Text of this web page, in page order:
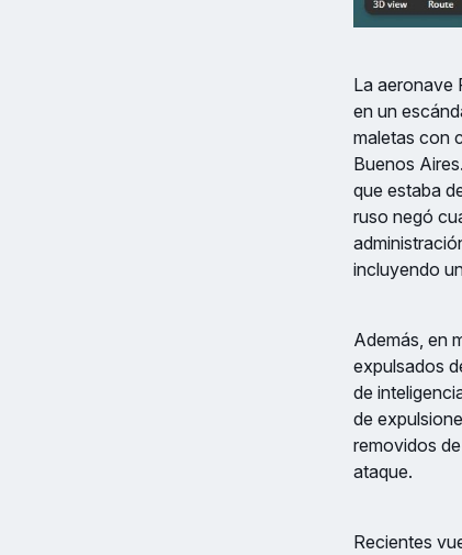
La aeronave
en un
maletas con
Buenos
que estaba
ruso negó
incluyendo
Además, en
expulsados
de
de
removidos
ataque.
Recientes